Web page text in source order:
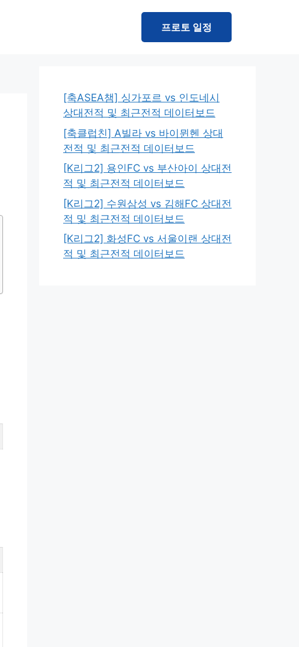
프로토 일정
[축ASEA챔] 싱가포르 vs 인도네시
상대전적 및 최근전적 데이터보드
[축클럽친] A빌라 vs 바이뮌헨 상대
전적 및 최근전적 데이터보드
[K리그2] 용인FC vs 부산아이 상대전
적 및 최근전적 데이터보드
[K리그2] 수원삼성 vs 김해FC 상대전
적 및 최근전적 데이터보드
[K리그2] 화성FC vs 서울이랜 상대전
적 및 최근전적 데이터보드